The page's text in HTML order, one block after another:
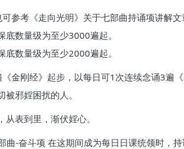
参考《走向光明》关于七部曲持诵项讲解文
数量级为至少3000遍起。
数量级为至少2000遍起。
金刚经》起步，以每日可1次连续念诵3遍
邪婬困扰的人。
表到里，渐伏婬心。
-奋斗项 在这期间成为每日日课统领时，